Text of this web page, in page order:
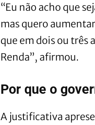
“Eu não acho que
mas quero
que em dois ou três
Renda”, afirmou.
Por que o
A justificativa